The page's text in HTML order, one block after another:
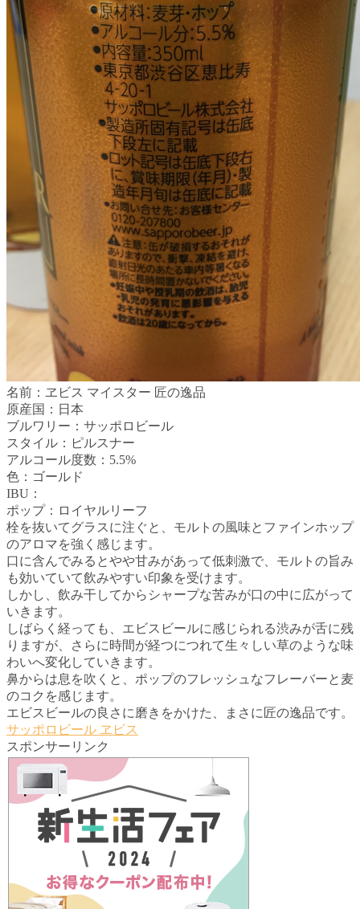
名前：ヱビス マイスター 匠の逸品
原産国：日本
ブルワリー：サッポロビール
スタイル：ピルスナー
アルコール度数：5.5%
色：ゴールド
IBU：
ポップ：ロイヤルリーフ
栓を抜いてグラスに注ぐと、モルトの風味とファインホップ
のアロマを強く感じます。
口に含んでみるとやや甘みがあって低刺激で、モルトの旨み
も効いていて飲みやすい印象を受けます。
しかし、飲み干してからシャープな苦みが口の中に広がって
いきます。
しばらく経っても、エビスビールに感じられる渋みが舌に残
りますが、さらに時間が経つにつれて生々しい草のような味
わいへ変化していきます。
鼻からは息を吹くと、ポップのフレッシュなフレーバーと麦
のコクを感じます。
エビスビールの良さに磨きをかけた、まさに匠の逸品です。
サッポロビール ヱビス
スポンサーリンク